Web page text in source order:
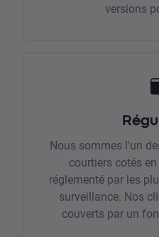
versions
Nous sommes l'un
courtiers cotés
réglementé par les
surveillance. Nos
couverts par un